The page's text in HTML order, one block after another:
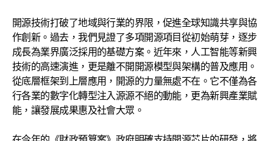
開源技術打破了地域與行業的界限，促進全球知識共享與協
作創新。過去，我們見證了多項開源項目從初始萌芽，逐步
成長為業界廣泛採用的基礎方案。近年來，人工智能等新興
技術的高速演進，更是離不開開源模型與架構的普及應用。
從底層框架到上層應用，開源的力量無處不在。它不僅為各
行各業的數字化轉型注入源源不絕的動能，更為新興產業賦
能，讓發展成果惠及社會大眾。